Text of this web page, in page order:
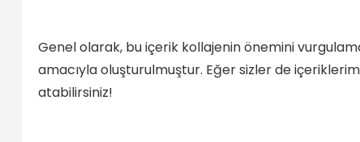
Genel olarak, bu içerik kollajenin önemini
amacıyla oluşturulmuştur. Eğer sizler de
atabilirsiniz!